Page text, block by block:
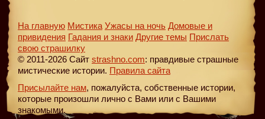
На главную Мистика Ужасы на ночь Домовые и
привидения Гадания и знаки Другие темы Прислать
свою страшилку
© 2011-2026 Сайт strashno.com: правдивые страшные
мистические истории. Правила сайта
Присылайте нам, пожалуйста, собственные истории,
которые произошли лично с Вами или с Вашими
знакомыми.